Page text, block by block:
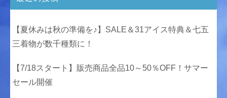
【夏休みは秋の準備を♪】SALE＆31アイス特典＆七五
三着物が数千種類に！
【7/18スタート】販売商品全品10～50％OFF！サマー
セール開催